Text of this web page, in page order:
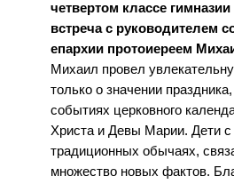
четвертом классе
встреча с руководителем
епархии протоиереем
Михаил провел
только о значении
событиях церковного
Христа и Девы Марии. Дети
традиционных обычаях,
множество новых фактов.